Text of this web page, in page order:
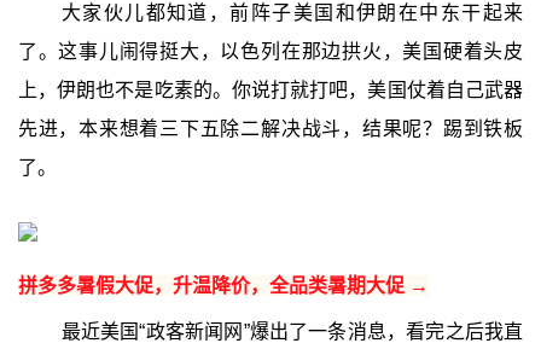
大家伙儿都知道，前阵子美国和伊朗在中东干起来
了。这事儿闹得挺大，以色列在那边拱火，美国硬着头皮
上，伊朗也不是吃素的。你说打就打吧，美国仗着自己武器
先进，本来想着三下五除二解决战斗，结果呢？踢到铁板
了。
拼多多暑假大促，升温降价，全品类暑期大促 →
最近美国“政客新闻网”爆出了一条消息，看完之后我直